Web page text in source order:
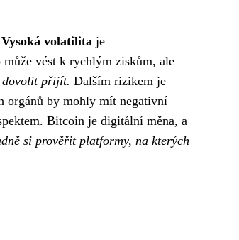
Vysoká volatilita je
může vést k rychlým ziskům, ale
dovolit přijít. Dalším rizikem je
orgánů by mohly mít negativní
Bitcoin je digitální měna, a
si prověřit platformy, na kterých